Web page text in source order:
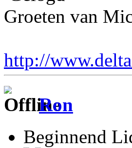
Groeten van
http://
Ron
Beginnend